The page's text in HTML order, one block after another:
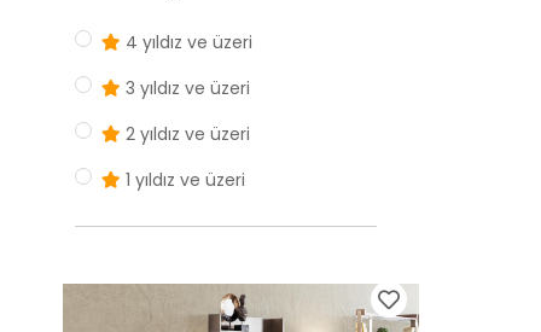
4 yıldız ve üzeri
3 yıldız ve üzeri
2 yıldız ve üzeri
1 yıldız ve üzeri